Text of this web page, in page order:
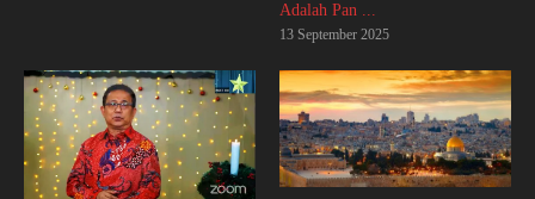
Adalah Pan ...
13 September 2025